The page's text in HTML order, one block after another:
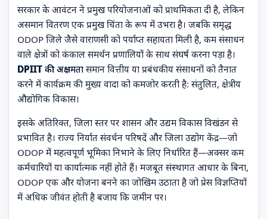
सरकार के आवंटन ने प्रमुख परियोजनाओं को प्राथमिकता दी है, लेकिन
असमान वितरण एक प्रमुख चिंता के रूप में उभरा है। जबकि समृद्ध
ODOP जिले जैसे वाराणसी को पर्याप्त सहायता मिली है, कम संसाधन
वाले क्षेत्रों को कंकाल समर्थन प्रणालियों के साथ संघर्ष करना पड़ा है।
DPIIT की अक्षमता समान वित्तीय या प्रबंधकीय संसाधनों को तैनात
करने में कार्यक्रम की मुख्य वादा को कमजोर करती है: संतुलित, क्षेत्रीय
औद्योगिक विकास।
इसके अतिरिक्त, जिला स्तर पर शासन और उद्यम विकास विखंडन से
प्रभावित है। राज्य निर्यात संवर्धन परिषदें और जिला उद्योग केंद्र—जो
ODOP में महत्वपूर्ण भूमिका निभाने के लिए निर्धारित हैं—अक्सर कम
कर्मचारियों या कार्यात्मक नहीं होते हैं। मजबूत संस्थागत आधार के बिना,
ODOP एक और योजना बनने का जोखिम उठाता है जो प्रेस विज्ञप्तियों
में अधिक जीवंत होती है बजाय कि जमीन पर।